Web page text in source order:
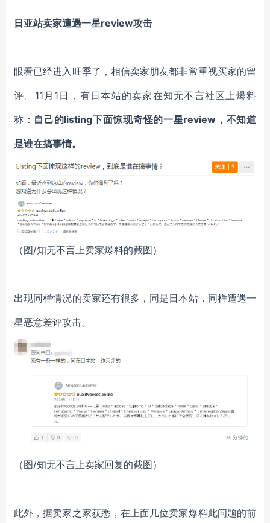
日亚站卖家遭遇一星review攻击
眼看已经进入旺季了，相信卖家朋友都非常重视买家的留
评。11月1日，有日本站的卖家在知无不言社区上爆料
称： 自己的listing下面惊现奇怪的一星review，不知道
是谁在搞事情。
（图/知无不言上卖家爆料的截图）
出现同样情况的卖家还有很多，同是日本站，同样遭遇一
星恶意差评攻击。
（图/知无不言上卖家回复的截图）
此外，据卖家之家获悉，在上面几位卖家爆料此问题的前